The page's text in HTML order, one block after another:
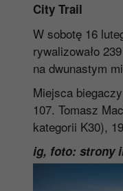
City Trail
W sobotę 16
rywalizowało
na dwunastym
Miejsca
107. Tomasz
kategorii K30),
ig, foto: strony